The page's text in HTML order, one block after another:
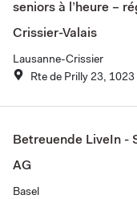
seniors à l’heure –
Crissier-Valais
Lausanne-Crissier
Rte de Prilly 23,
Betreuende LiveIn -
AG
Basel